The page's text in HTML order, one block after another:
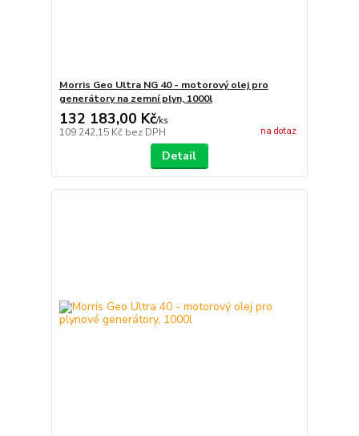
Morris Geo Ultra NG 40 - motorový olej pro
generátory na zemní plyn, 1000l
132 183,00 Kč/ks
109 242,15 Kč bez DPH na dotaz
Detail